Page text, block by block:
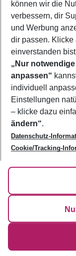
Jerusalem
Johannesburg
Jomtien Beach
Footer
Footer navigation
Über uns
AGB
Bestpreisgarantie
Cookie-
Cookie-Richtlinie
Datenschutz
Fakten
Service & Hilfe
Agenturbetreuung
Barrierefreies Reisen
Check-in
FAQ
Hilfe & Kontakt
Folge uns
können wir die
verbessern, dir
und Werbung
dir passen. Klicke
einverstanden
„Nur
anpassen“
individuell
Einstellungen
– klicke dazu
ändern“.
Datenschutz-
Cookie/Tracking-